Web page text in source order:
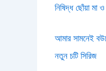
নিষিদ্ধ ছোঁয়া মা
আমার সামনেই
নতুন চটি সিরিজ